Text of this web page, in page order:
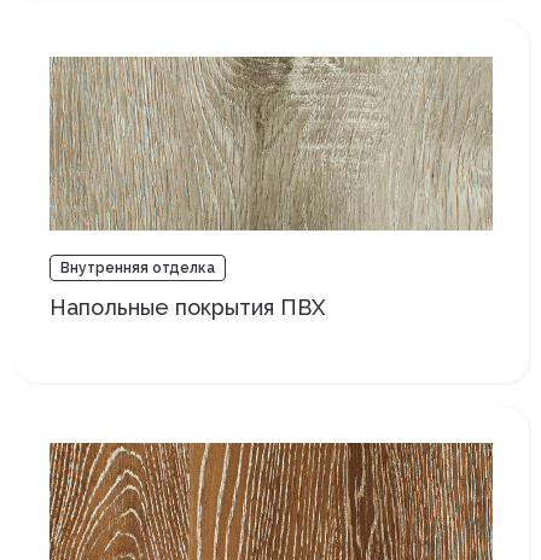
Внутренняя отделка
Напольные покрытия ПВХ